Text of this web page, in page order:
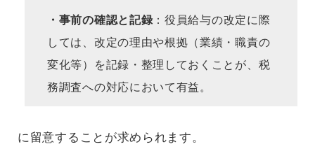
・事前の確認と記録 ：役員給与の改定に際
しては、改定の理由や根拠（業績・職責の
変化等）を記録・整理しておくことが、税
務調査への対応において有益。
に留意することが求められます。